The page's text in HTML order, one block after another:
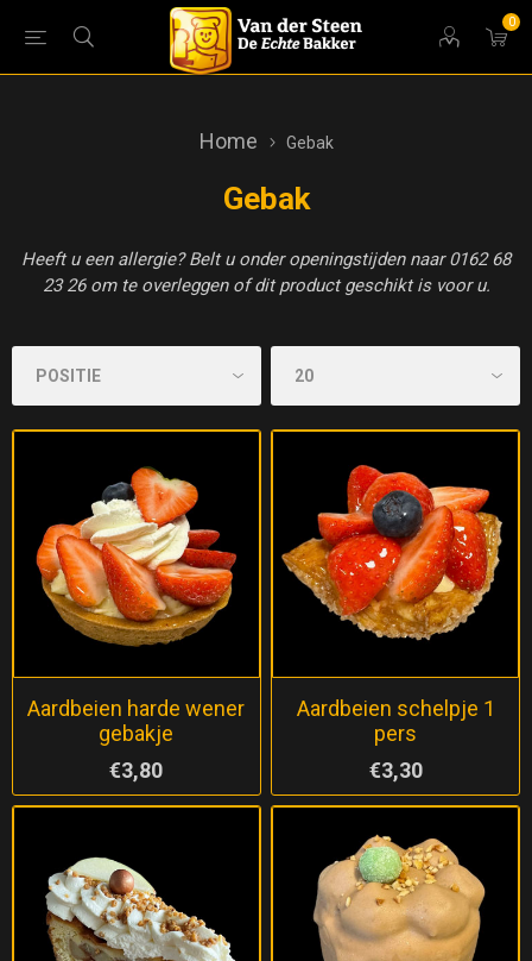
0
Home Gebak
Gebak
Heeft u een allergie? Belt u onder openingstijden naar 0162 68
23 26 om te overleggen of dit product geschikt is voor u.
Aardbeien harde wener
gebakje
€3,80
Aardbeien schelpje 1
pers
€3,30